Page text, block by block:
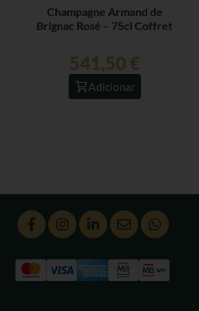
Champagne Armand de
Brignac Rosé – 75cl Coffret
541,50 €
Adicionar